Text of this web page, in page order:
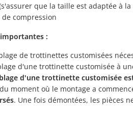
que la taille est adaptée à
de compression
:
de trottinettes customisées
d'une trottinette customisée à
d'une trottinette customisée
moment où le montage a
. Une fois démontées, les pièces